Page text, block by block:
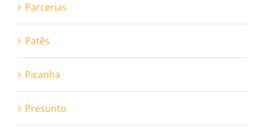
Parcerias
Patês
Picanha
Presunto